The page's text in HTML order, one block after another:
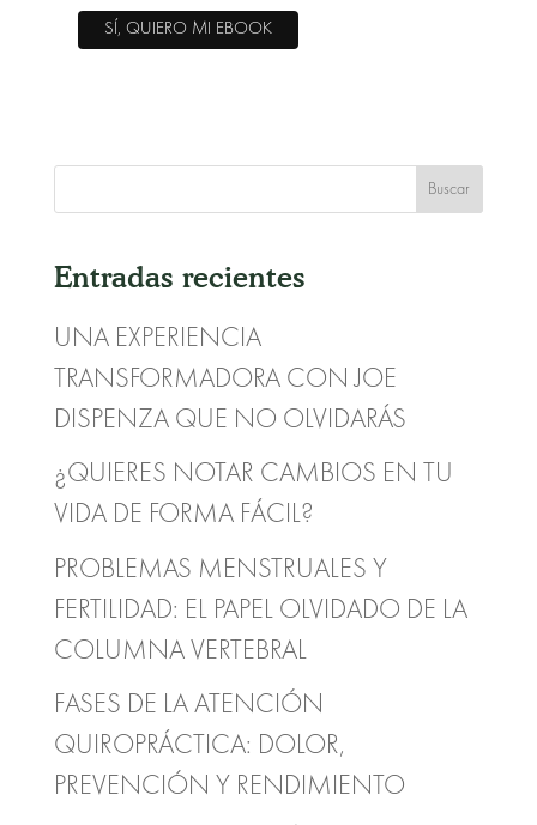
Entradas recientes
UNA EXPERIENCIA
TRANSFORMADORA CON JOE
DISPENZA QUE NO OLVIDARÁS
¿QUIERES NOTAR CAMBIOS EN TU
VIDA DE FORMA FÁCIL?
PROBLEMAS MENSTRUALES Y
FERTILIDAD: EL PAPEL OLVIDADO DE LA
COLUMNA VERTEBRAL
FASES DE LA ATENCIÓN
QUIROPRÁCTICA: DOLOR,
PREVENCIÓN Y RENDIMIENTO